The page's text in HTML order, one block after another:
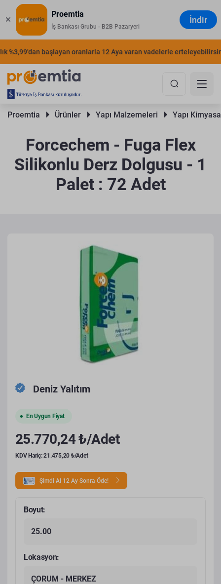
Proemtia
İş Bankası Grubu - B2B Pazaryeri
İndir
%3,99'dan başlayan oranlarla 12 Aya varan vadelerle erteleyebilirsiniz.
Proemtia Ürünler Yapı Malzemeleri Yapı
Forcechem - Fuga Flex
Silikonlu Derz Dolgusu - 1
Palet : 72 Adet
Deniz Yalıtım
En Uygun Fiyat
25.770,24 ₺/Adet
KDV Hariç: 21.475,20 ₺/Adet
Şimdi Al 12 Ay Sonra Öde!
Boyut:
25.00
Lokasyon:
ÇORUM - MERKEZ